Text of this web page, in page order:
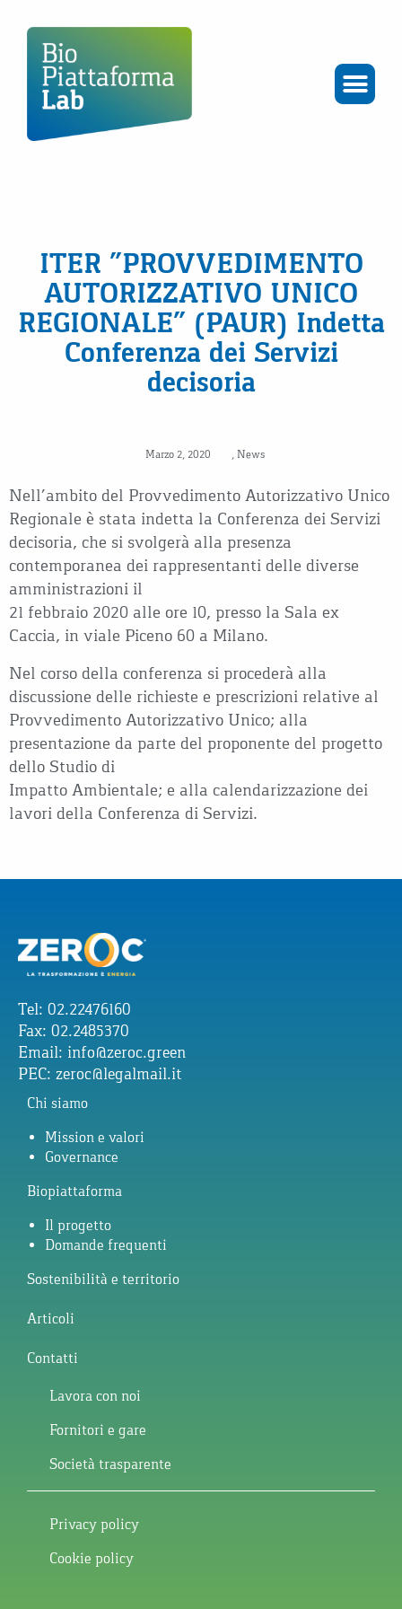
ITER “PROVVEDIMENTO
AUTORIZZATIVO UNICO
REGIONALE” (PAUR) Indetta
Conferenza dei Servizi
decisoria
Marzo 2, 2020 , News
Nell’ambito del Provvedimento Autorizzativo Unico
Regionale è stata indetta la Conferenza dei Servizi
decisoria, che si svolgerà alla presenza
contemporanea dei rappresentanti delle diverse
amministrazioni il
21 febbraio 2020 alle ore 10, presso la Sala ex
Caccia, in viale Piceno 60 a Milano.
Nel corso della conferenza si procederà alla
discussione delle richieste e prescrizioni relative al
Provvedimento Autorizzativo Unico; alla
presentazione da parte del proponente del progetto
dello Studio di
Impatto Ambientale; e alla calendarizzazione dei
lavori della Conferenza di Servizi.
Tel: 02.22476160
Fax: 02.2485370
Email: info@zeroc.green
PEC: zeroc@legalmail.it
Chi siamo
Mission e valori
Governance
Biopiattaforma
Il progetto
Domande frequenti
Sostenibilità e territorio
Articoli
Contatti
Lavora con noi
Fornitori e gare
Società trasparente
Privacy policy
Cookie policy